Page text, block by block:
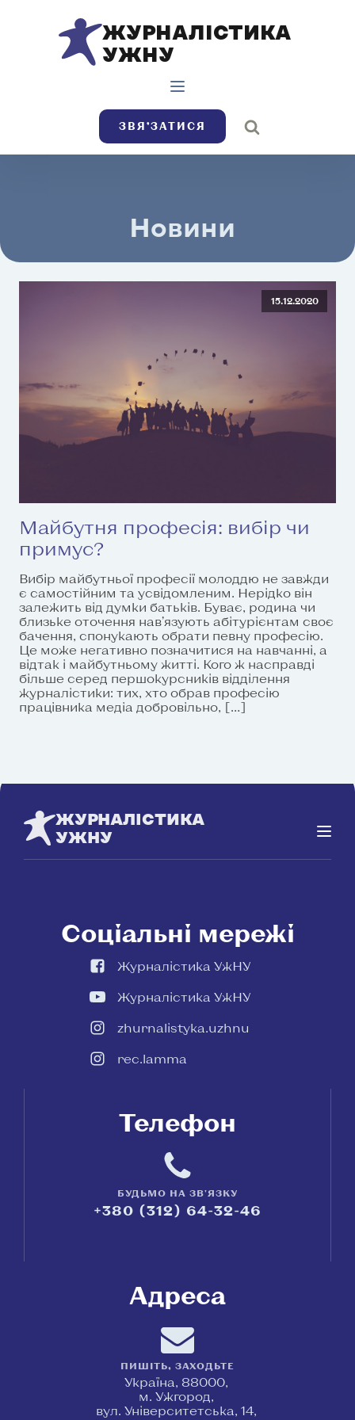
ЖУРНАЛІСТИКА
УЖНУ
ЗВЯ’ЗАТИСЯ
Новини
15.12.2020
Майбутня професія: вибір чи
примус?
Вибір майбутньої професії молоддю не завжди
є самостійним та усвідомленим. Нерідко він
залежить від думки батьків. Буває, родина чи
близьке оточення нав’язують абітурієнтам своє
бачення, спонукають обрати певну професію.
Це може негативно позначитися на навчанні, а
відтак і майбутньому житті. Кого ж насправді
більше серед першокурсників відділення
журналістики: тих, хто обрав професію
працівника медіа добровільно, […]
ЖУРНАЛІСТИКА
УЖНУ
Соціальні мережі
Журналістика УжНУ
Журналістика УжНУ
zhurnalistyka.uzhnu
rec.lamma
Телефон
БУДЬМО НА ЗВ'ЯЗКУ
+380 (312) 64-32-46
Адреса
ПИШІТЬ, ЗАХОДЬТЕ
Україна, 88000,
м. Ужгород,
вул. Університетська, 14,